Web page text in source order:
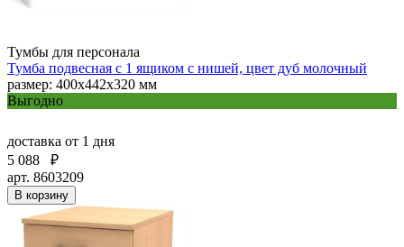
Тумбы для персонала
Тумба подвесная с 1 ящиком с нишей, цвет дуб молочный
размер: 400x442x320 мм
Выгодно
доставка от 1 дня
5 088
₽
арт. 8603209
В корзину